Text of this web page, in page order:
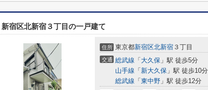
新宿区北新宿３丁目の一戸建て
住所 東京都新宿区北新宿 ３丁目
交通 総武線 「 大久保 」駅 徒歩5分
山手線 「 新大久保 」駅 徒歩10分
総武線 「 東中野 」駅 徒歩12分